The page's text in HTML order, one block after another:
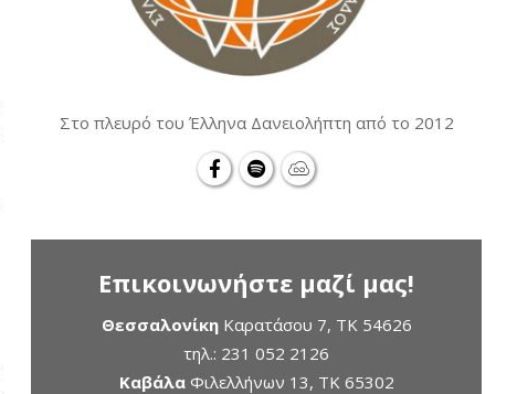
Στο πλευρό του Έλληνα Δανειολήπτη από το 2012
Επικοινωνήστε μαζί μας!
ΘεσσαλονίκηΚαρατάσου 7, TK 54626
τηλ.: 231 052 2126
ΚαβάλαΦιλελλήνων 13, ΤΚ 65302